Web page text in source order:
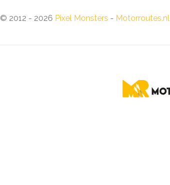
© 2012 - 2026 Pixel Monsters - Motorroutes.nl